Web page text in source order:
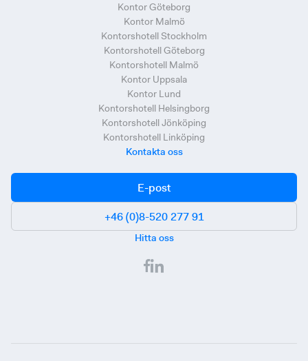
Kontor Göteborg
Kontor Malmö
Kontorshotell Stockholm
Kontorshotell Göteborg
Kontorshotell Malmö
Kontor Uppsala
Kontor Lund
Kontorshotell Helsingborg
Kontorshotell Jönköping
Kontorshotell Linköping
Kontakta oss
E-post
+46 (0)8-520 277 91
Hitta oss